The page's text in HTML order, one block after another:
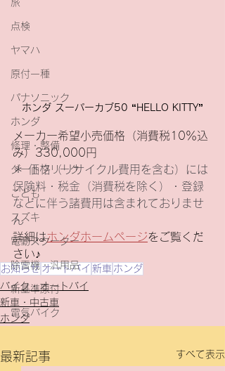
旅
点検
ヤマハ
原付一種
パナソニック
ホンダ
修理・整備
ダートフリーク
こども
スズキ
電動スクーター
除雪機・汎用品
新基準原付
電気バイク
ホンダ スーパーカブ50 “HELLO KITTY”
メーカー希望小売価格（消費税10％込
み）330,000円
＊ 価格（リサイクル費用を含む）には
保険料・税金（消費税を除く）・登録
などに伴う諸費用は含まれておりませ
ん
詳細はホンダホームページをご覧くだ
さい♪
お知らせ オートバイ 新車 ホンダ
バイク・オートバイ
新車・中古車
ホンダ
最新記事 すべて表示